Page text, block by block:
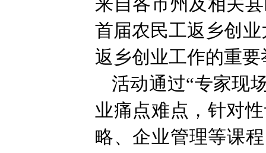
来自各市州及相关
首届农民工返乡创
返乡创业工作的重要
活动通过“专家现
业痛点难点，针对
略、企业管理等课